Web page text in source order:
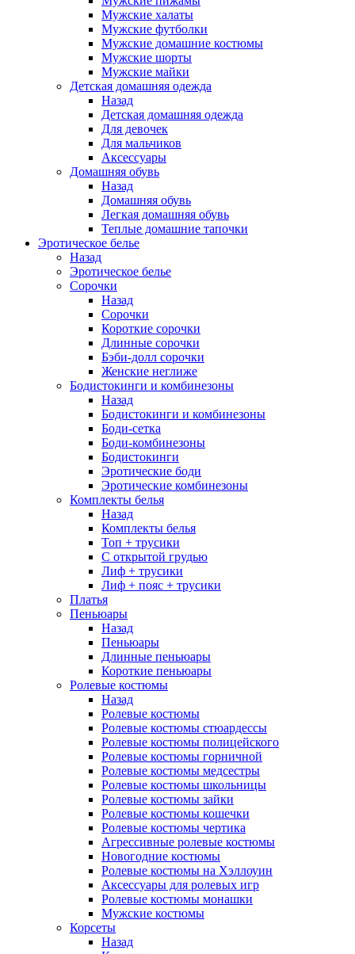
Мужские халаты
Мужские футболки
Мужские домашние костюмы
Мужские шорты
Мужские майки
Детская домашняя одежда
Назад
Детская домашняя одежда
Для девочек
Для мальчиков
Аксессуары
Домашняя обувь
Назад
Домашняя обувь
Легкая домашняя обувь
Теплые домашние тапочки
Эротическое белье
Назад
Эротическое белье
Сорочки
Назад
Сорочки
Короткие сорочки
Длинные сорочки
Бэби-долл сорочки
Женские неглиже
Бодистокинги и комбинезоны
Назад
Бодистокинги и комбинезоны
Боди-сетка
Боди-комбинезоны
Бодистокинги
Эротические боди
Эротические комбинезоны
Комплекты белья
Назад
Комплекты белья
Топ + трусики
С открытой грудью
Лиф + трусики
Лиф + пояс + трусики
Платья
Пеньюары
Назад
Пеньюары
Длинные пеньюары
Короткие пеньюары
Ролевые костюмы
Назад
Ролевые костюмы
Ролевые костюмы стюардессы
Ролевые костюмы полицейского
Ролевые костюмы горничной
Ролевые костюмы медсестры
Ролевые костюмы школьницы
Ролевые костюмы зайки
Ролевые костюмы кошечки
Ролевые костюмы чертика
Агрессивные ролевые костюмы
Новогодние костюмы
Ролевые костюмы на Хэллоуин
Аксессуары для ролевых игр
Ролевые костюмы монашки
Мужские костюмы
Корсеты
Назад